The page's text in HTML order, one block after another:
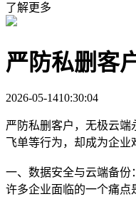
了解更多
严防私删客
2026-05-1410:30:04
严防私删客户，无极云端
飞单等行为，却成为企业
一、数据安全与云端备份
许多企业面临的一个痛点